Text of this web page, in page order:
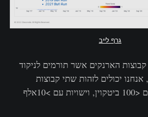
גרף לייב
הארנקים אשר תורמים לניקוד
יכולים לזהות שתי קבוצות
מסוימות: ישויות עם <100 ביטקוין, וישויות עם >10אלף